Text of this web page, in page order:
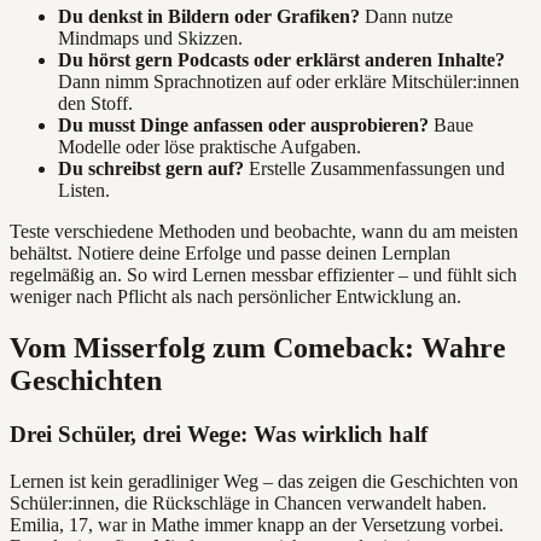
Du denkst in Bildern oder Grafiken? Dann nutze
Mindmaps und Skizzen.
Du hörst gern Podcasts oder erklärst anderen Inhalte?
Dann nimm Sprachnotizen auf oder erkläre Mitschüler:innen
den Stoff.
Du musst Dinge anfassen oder ausprobieren? Baue
Modelle oder löse praktische Aufgaben.
Du schreibst gern auf? Erstelle Zusammenfassungen und
Listen.
Teste verschiedene Methoden und beobachte, wann du am meisten
behältst. Notiere deine Erfolge und passe deinen Lernplan
regelmäßig an. So wird Lernen messbar effizienter – und fühlt sich
weniger nach Pflicht als nach persönlicher Entwicklung an.
Vom Misserfolg zum Comeback: Wahre
Geschichten
Drei Schüler, drei Wege: Was wirklich half
Lernen ist kein geradliniger Weg – das zeigen die Geschichten von
Schüler:innen, die Rückschläge in Chancen verwandelt haben.
Emilia, 17, war in Mathe immer knapp an der Versetzung vorbei.